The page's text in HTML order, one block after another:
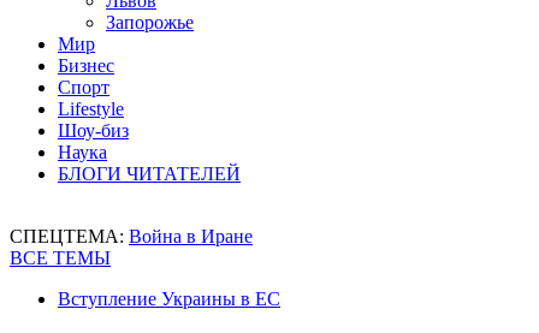
Запорожье
Мир
Бизнес
Спорт
Lifestyle
Шоу-биз
Наука
БЛОГИ ЧИТАТЕЛЕЙ
СПЕЦТЕМА: Война в Иране
ВСЕ ТЕМЫ
Вступление Украины в ЕС